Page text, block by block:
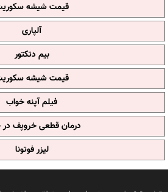
قیمت شیشه
آلپاری
بیم دتکتور
قیمت شیشه
فیلم آپنه خواب
درمان قطعی خروپف
لیزر فوتونا